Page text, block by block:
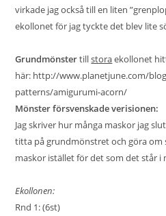
virkade jag också till en liten
ekollonet för jag tyckte det blev lite
Grundmönstertillstoraekollonet
här: http://www.planetjune.com/
patterns/amigurumi-acorn/
Mönster försvenskade verisionen:
Jag skriver hur många maskor jag
titta på grundmönstret och göra om
maskor istället för det som det står i
Ekollonen:
Rnd 1: (6st)